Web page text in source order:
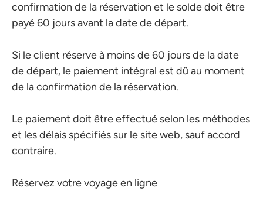
confirmation de la réservation et le solde doit être
payé 60 jours avant la date de départ.
Si le client réserve à moins de 60 jours de la date
de départ, le paiement intégral est dû au moment
de la confirmation de la réservation.
Le paiement doit être effectué selon les méthodes
et les délais spécifiés sur le site web, sauf accord
contraire.
Réservez votre voyage en ligne